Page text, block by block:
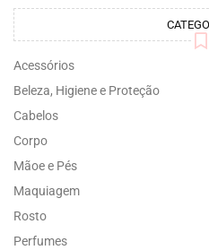
Acessórios
Beleza, Higiene e Proteção
Cabelos
Corpo
Mãoe e Pés
Maquiagem
Rosto
Perfumes